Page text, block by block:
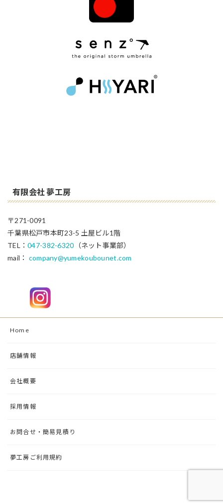
有限会社 夢工房
〒271-0091
千葉県松戸市本町23-5 土屋ビル1階
TEL：047-382-6320 （ネット事業部）
mail： company@yumekoubounet.com
Home
店舗情報
会社概要
採用情報
お問合せ・簡易見積り
夢工房ご利用規約